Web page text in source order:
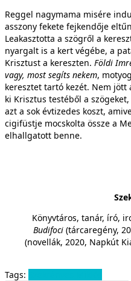
Reggel nagymama misére
asszony fekete fejkendője
Leakasztotta a szögről a
nyargalt is a kert végébe, a
Krisztust a kereszten. Földi
vagy, most segíts nekem,
keresztet tartó kezét. Nem
ki Krisztus testéből a
azt a sok évtizedes koszt,
cigifüstje mocskolta össze a
elhallgatott benne.
Könyvtáros, tanár, író,
Budifoci (tárcaregény,
(novellák, 2020, Napkút
Tags: